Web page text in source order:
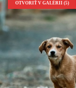
OTVORIŤ V GALÉRII (5)